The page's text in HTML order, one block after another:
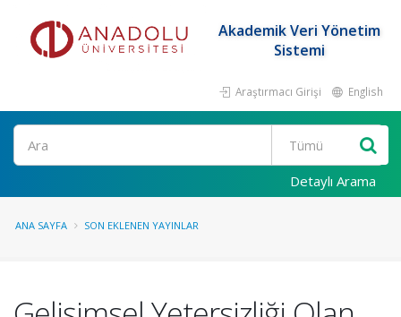
Akademik Veri Yönetim
Sistemi
Araştırmacı Girişi English
Ara
Detaylı Arama
ANA SAYFA SON EKLENEN YAYINLAR